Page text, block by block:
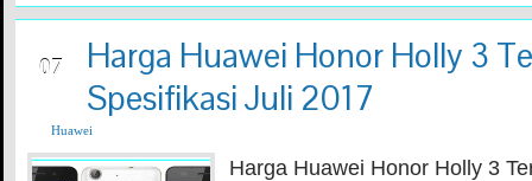
07
Harga Huawei Honor Holly 3
Spesifikasi Juli 2017
Huawei
Harga Huawei Honor Holly 3